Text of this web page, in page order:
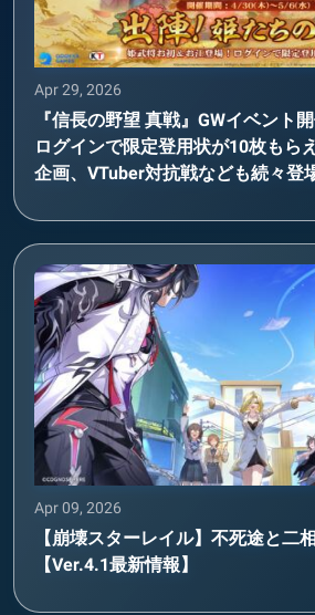
Apr 29, 2026
『信長の野望 真戦』GWイベント
ログインで限定登用状が10枚もら
企画、VTuber対抗戦なども続々登
Apr 09, 2026
【崩壊スターレイル】不死途と二
【Ver.4.1最新情報】